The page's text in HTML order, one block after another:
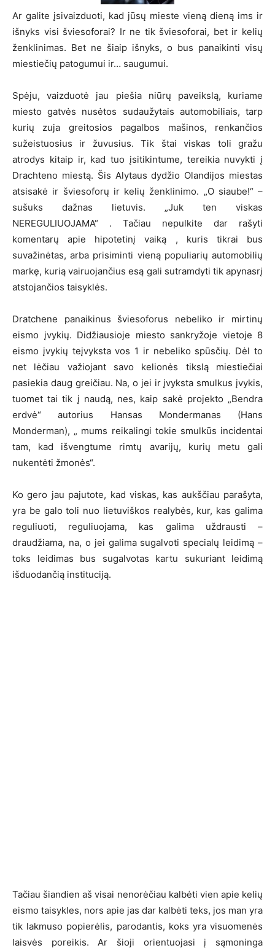
Ar galite įsivaizduoti, kad jūsų mieste vieną dieną ims ir
išnyks visi šviesoforai? Ir ne tik šviesoforai, bet ir kelių
ženklinimas. Bet ne šiaip išnyks, o bus panaikinti visų
miestiečių patogumui ir… saugumui.
Spėju, vaizduotė jau piešia niūrų paveikslą, kuriame
miesto gatvės nusėtos sudaužytais automobiliais, tarp
kurių zuja greitosios pagalbos mašinos, renkančios
sužeistuosius ir žuvusius. Tik štai viskas toli gražu
atrodys kitaip ir, kad tuo įsitikintume, tereikia nuvykti į
Drachteno miestą. Šis Alytaus dydžio Olandijos miestas
atsisakė ir šviesoforų ir kelių ženklinimo. „O siaube!“ –
sušuks dažnas lietuvis. „Juk ten viskas
NEREGULIUOJAMA“ . Tačiau nepulkite dar rašyti
komentarų apie hipotetinį vaiką , kuris tikrai bus
suvažinėtas, arba prisiminti vieną populiarių automobilių
markę, kurią vairuojančius esą gali sutramdyti tik apynasrį
atstojančios taisyklės.
Dratchene panaikinus šviesoforus nebeliko ir mirtinų
eismo įvykių. Didžiausioje miesto sankryžoje vietoje 8
eismo įvykių teįvyksta vos 1 ir nebeliko spūsčių. Dėl to
net lėčiau važiojant savo kelionės tikslą miestiečiai
pasiekia daug greičiau. Na, o jei ir įvyksta smulkus įvykis,
tuomet tai tik į naudą, nes, kaip sakė projekto „Bendra
erdvė“ autorius Hansas Mondermanas (Hans
Monderman), „ mums reikalingi tokie smulkūs incidentai
tam, kad išvengtume rimtų avarijų, kurių metu gali
nukentėti žmonės“.
Ko gero jau pajutote, kad viskas, kas aukščiau parašyta,
yra be galo toli nuo lietuviškos realybės, kur, kas galima
reguliuoti, reguliuojama, kas galima uždrausti –
draudžiama, na, o jei galima sugalvoti specialų leidimą –
toks leidimas bus sugalvotas kartu sukuriant leidimą
išduodančią instituciją.
Tačiau šiandien aš visai nenorėčiau kalbėti vien apie kelių
eismo taisykles, nors apie jas dar kalbėti teks, jos man yra
tik lakmuso popierėlis, parodantis, koks yra visuomenės
laisvės poreikis. Ar šioji orientuojasi į sąmoninga